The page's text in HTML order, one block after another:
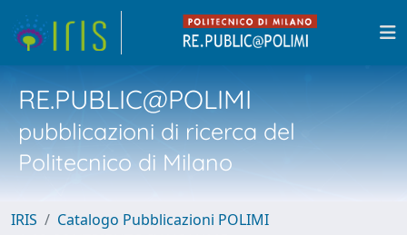
RE.PUBLIC@POLIMI
pubblicazioni di ricerca del
Politecnico di Milano
IRIS
Catalogo Pubblicazioni POLIMI